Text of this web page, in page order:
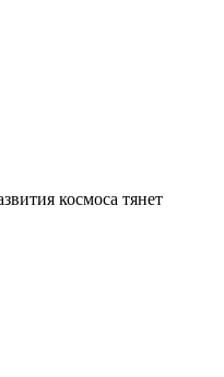
космоса тянет